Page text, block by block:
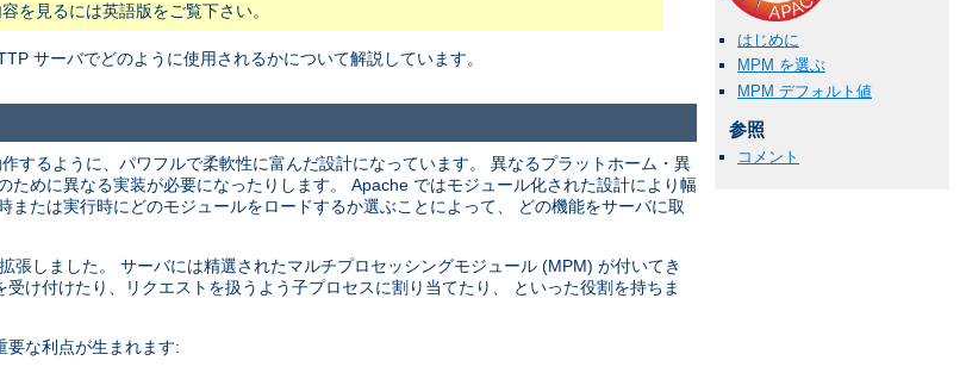
を見るには英語版をご覧下さい。
サーバでどのように使用されるかについて解説しています。
はじめに
MPM を選ぶ
MPM デフォルト値
参照
コメント
するように、パワフルで柔軟性に富んだ設計になっています。 異なるプラットホーム・異
めに異なる実装が必要になったりします。 Apache ではモジュール化された設計により幅
たは実行時にどのモジュールをロードするか選ぶことによって、 どの機能をサーバに取
しました。 サーバには精選されたマルチプロセッシングモジュール (MPM) が付いてき
け付けたり、リクエストを扱うよう子プロセスに割り当てたり、 といった役割を持ちま
要な利点が生まれます: